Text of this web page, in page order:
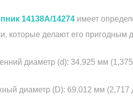
14138A/14274имеет
которые делают его пригодным
диаметр (d): 34,925 мм
диаметр (D): 69,012 мм (2,717